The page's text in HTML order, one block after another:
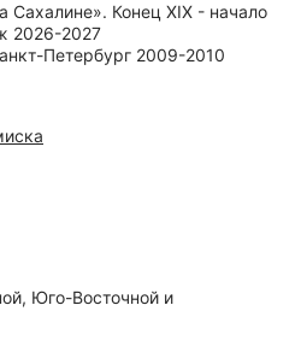
Сахалине». Конец XIX - начало
2026-2027
Петербург 2009-2010
Юго-Восточной и